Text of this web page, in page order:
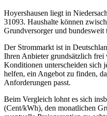
Hoyershausen liegt in
31093. Haushalte können
Grundversorger und
Der Strommarkt ist in
Ihren Anbieter grundsätzlich frei
Konditionen unterscheiden sich
helfen, ein Angebot zu finden,
Anforderungen passt.
Beim Vergleich lohnt es sich
(Cent/kWh), den monatlichen